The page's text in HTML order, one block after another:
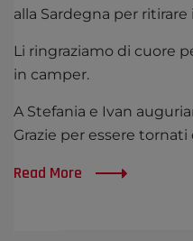
alla Sardegna per
Li ringraziamo di cuore
in camper.
A Stefania e Ivan
Grazie per essere
Read More